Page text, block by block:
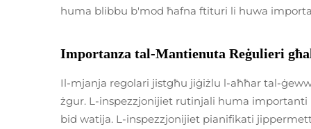
huma blibbu b'mod ħafna ftituri li huwa
Importanza tal-Mantienuta Reġulieri
Il-mjanja regolari jistgħu jiġiżlu l-aħħar tal-
żgur. L-inspezzjonijiet rutinjali huma
bid watija. L-inspezzjonijiet pianifikati